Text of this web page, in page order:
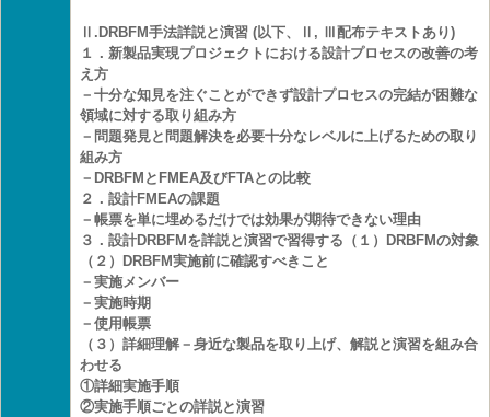
Ⅱ.DRBFM手法詳説と演習 (以下、Ⅱ, Ⅲ配布テキストあり)
１．新製品実現プロジェクトにおける設計プロセスの改善の考
え方
－十分な知見を注ぐことができず設計プロセスの完結が困難な
領域に対する取り組み方
－問題発見と問題解決を必要十分なレベルに上げるための取り
組み方
－DRBFMとFMEA及びFTAとの比較
２．設計FMEAの課題
－帳票を単に埋めるだけでは効果が期待できない理由
３．設計DRBFMを詳説と演習で習得する（１）DRBFMの対象
（２）DRBFM実施前に確認すべきこと
－実施メンバー
－実施時期
－使用帳票
（３）詳細理解－身近な製品を取り上げ、解説と演習を組み合
わせる
①詳細実施手順
②実施手順ごとの詳説と演習